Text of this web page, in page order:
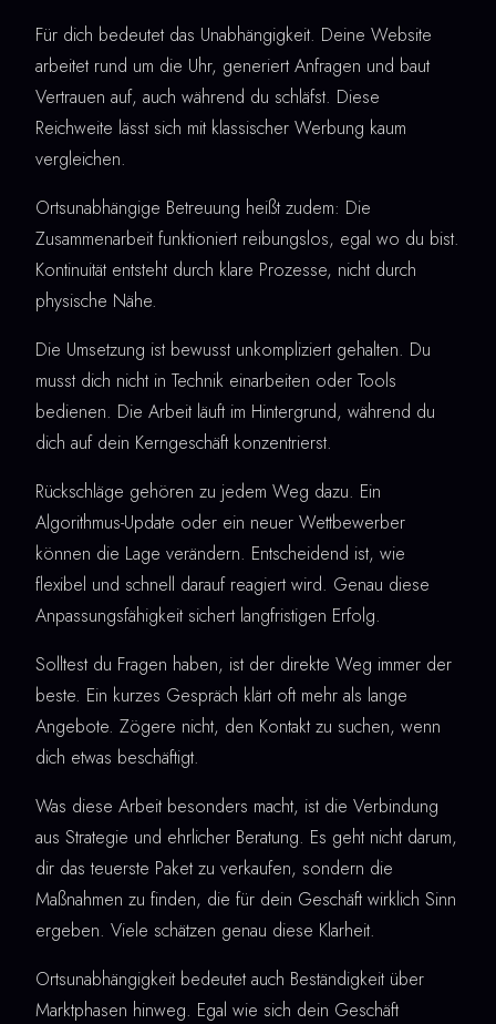
Für dich bedeutet das Unabhängigkeit. Deine Website
arbeitet rund um die Uhr, generiert Anfragen und baut
Vertrauen auf, auch während du schläfst. Diese
Reichweite lässt sich mit klassischer Werbung kaum
vergleichen.
Ortsunabhängige Betreuung heißt zudem: Die
Zusammenarbeit funktioniert reibungslos, egal wo du bist.
Kontinuität entsteht durch klare Prozesse, nicht durch
physische Nähe.
Die Umsetzung ist bewusst unkompliziert gehalten. Du
musst dich nicht in Technik einarbeiten oder Tools
bedienen. Die Arbeit läuft im Hintergrund, während du
dich auf dein Kerngeschäft konzentrierst.
Rückschläge gehören zu jedem Weg dazu. Ein
Algorithmus-Update oder ein neuer Wettbewerber
können die Lage verändern. Entscheidend ist, wie
flexibel und schnell darauf reagiert wird. Genau diese
Anpassungsfähigkeit sichert langfristigen Erfolg.
Solltest du Fragen haben, ist der direkte Weg immer der
beste. Ein kurzes Gespräch klärt oft mehr als lange
Angebote. Zögere nicht, den Kontakt zu suchen, wenn
dich etwas beschäftigt.
Was diese Arbeit besonders macht, ist die Verbindung
aus Strategie und ehrlicher Beratung. Es geht nicht darum,
dir das teuerste Paket zu verkaufen, sondern die
Maßnahmen zu finden, die für dein Geschäft wirklich Sinn
ergeben. Viele schätzen genau diese Klarheit.
Ortsunabhängigkeit bedeutet auch Beständigkeit über
Marktphasen hinweg. Egal wie sich dein Geschäft